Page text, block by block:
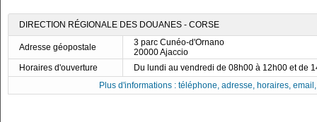
DIRECTION RÉGIONALE DES DOUANES - CORSE
Adresse géopostale
3 parc Cunéo-d'Ornano
20000 Ajaccio
Horaires d'ouverture
Du lundi au vendredi de 08h00 à 12h00 et de
Plus d'informations : téléphone, adresse, horaires,